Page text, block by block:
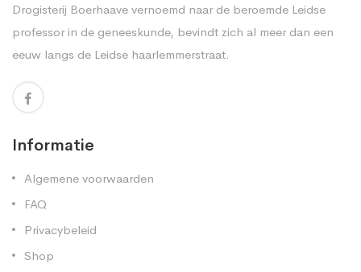
Drogisterij Boerhaave vernoemd naar de beroemde Leidse
professor in de geneeskunde, bevindt zich al meer dan een
eeuw langs de Leidse haarlemmerstraat.
Informatie
Algemene voorwaarden
FAQ
Privacybeleid
Shop